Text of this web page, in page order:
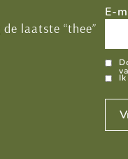
laatste “thee”
E-